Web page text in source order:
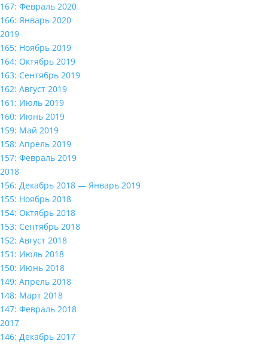
167: Февраль 2020
166: Январь 2020
2019
165: Ноябрь 2019
164: Октябрь 2019
163: Сентябрь 2019
162: Август 2019
161: Июль 2019
160: Июнь 2019
159: Май 2019
158: Апрель 2019
157: Февраль 2019
2018
156: Декабрь 2018 — Январь 2019
155: Ноябрь 2018
154: Октябрь 2018
153: Сентябрь 2018
152: Август 2018
151: Июль 2018
150: Июнь 2018
149: Апрель 2018
148: Март 2018
147: Февраль 2018
2017
146: Декабрь 2017